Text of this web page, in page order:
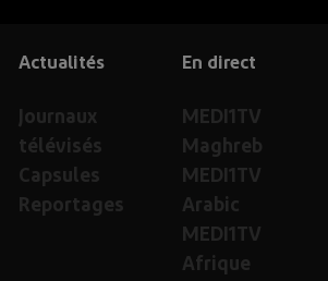
En direct
MEDI1TV
Maghreb
MEDI1TV
Arabic
MEDI1TV
Afrique
Actualités
Journaux
télévisés
Capsules
Reportages